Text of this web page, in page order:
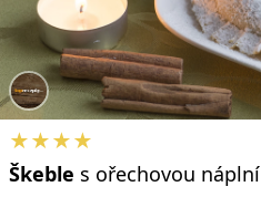
★★★★
Škeble s ořechovou náplní